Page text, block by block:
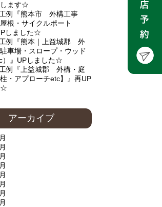
します☆
例『熊本市 外構工事
屋根・サイクルポート
しました☆
例『熊本｜上益城郡 外
車場・スロープ・ウッド
）』UPしました☆
例『上益城郡 外構・庭
・アプローチetc】』再UP
☆
アーカイブ